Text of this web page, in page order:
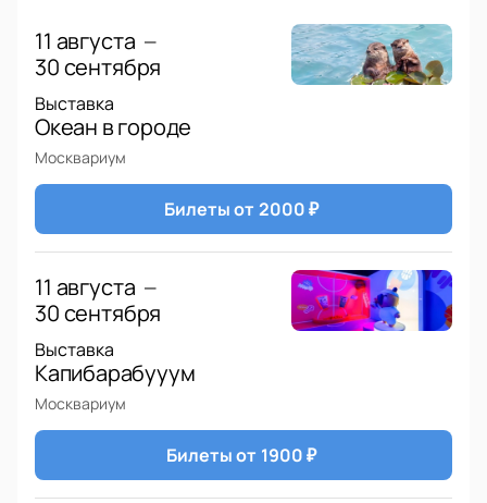
11 августа —
30 сентября
Выставка
Океан в городе
Москвариум
Билеты от 2000₽
11 августа —
30 сентября
Выставка
Капибарабууум
Москвариум
Билеты от 1900₽